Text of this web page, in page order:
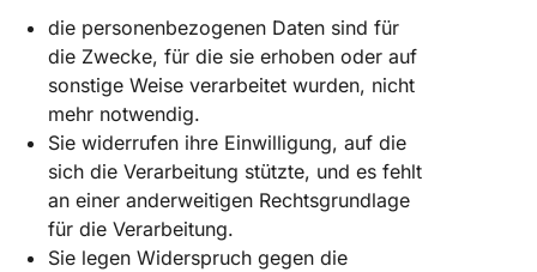
die personenbezogenen Daten sind für
die Zwecke, für die sie erhoben oder auf
sonstige Weise verarbeitet wurden, nicht
mehr notwendig.
Sie widerrufen ihre Einwilligung, auf die
sich die Verarbeitung stützte, und es fehlt
an einer anderweitigen Rechtsgrundlage
für die Verarbeitung.
Sie legen Widerspruch gegen die